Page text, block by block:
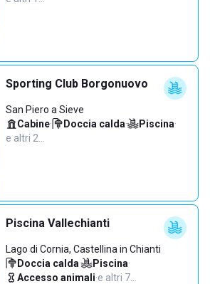
Sporting Club Borgonuovo
San Piero a Sieve
Cabine· Doccia calda· Piscina·
e altri 2…
Piscina Vallechianti
Lago di Cornia, Castellina in Chianti
Doccia calda· Piscina·
Accesso animali·e altri 7…